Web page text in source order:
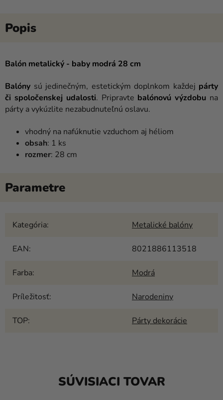
Balón metalický - baby modrá 28 cm
Balóny sú jedinečným, estetickým doplnkom každej párty
či spoločenskej udalosti. Pripravte balónovú výzdobu na
párty a vykúzlite nezabudnuteľnú oslavu.
vhodný na nafúknutie vzduchom aj héliom
obsah: 1 ks
rozmer: 28 cm
Kategória: Metalické balóny
EAN: 8021886113518
Farba: Modrá
Príležitosť: Narodeniny
TOP: Párty dekorácie
SÚVISIACI TOVAR